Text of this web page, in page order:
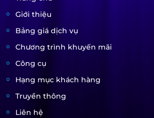
Giới thiệu
Bảng giá dịch vụ
Chương trình khuyến mãi
Công cụ
Hạng mục khách hàng
Truyền thông
Liên hệ